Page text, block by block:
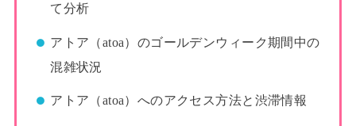
て分析
アトア（atoa）のゴールデンウィーク期間中の
混雑状況
アトア（atoa）へのアクセス方法と渋滞情報